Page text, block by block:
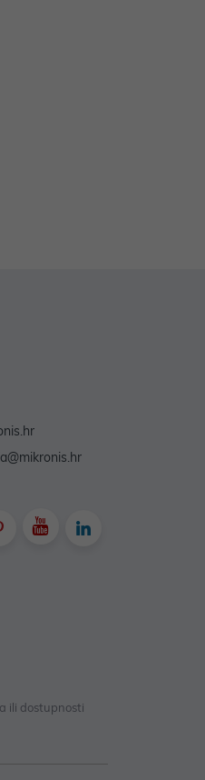
ili dostupnosti